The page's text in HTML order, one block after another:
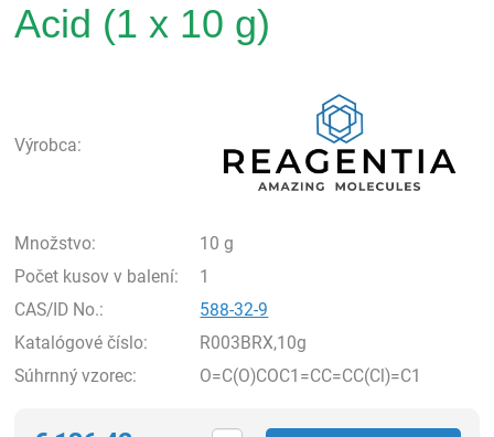
Acid (1 x 10 g)
Výrobca:
Množstvo:
10 g
Počet kusov v balení:
1
CAS/ID No.:
588-32-9
Katalógové číslo:
R003BRX,10g
Súhrnný vzorec:
O=C(O)COC1=CC=CC(Cl)=C1